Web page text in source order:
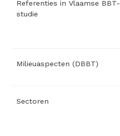
Referenties in Vlaamse BBT-
studie
Milieuaspecten (DBBT)
Sectoren